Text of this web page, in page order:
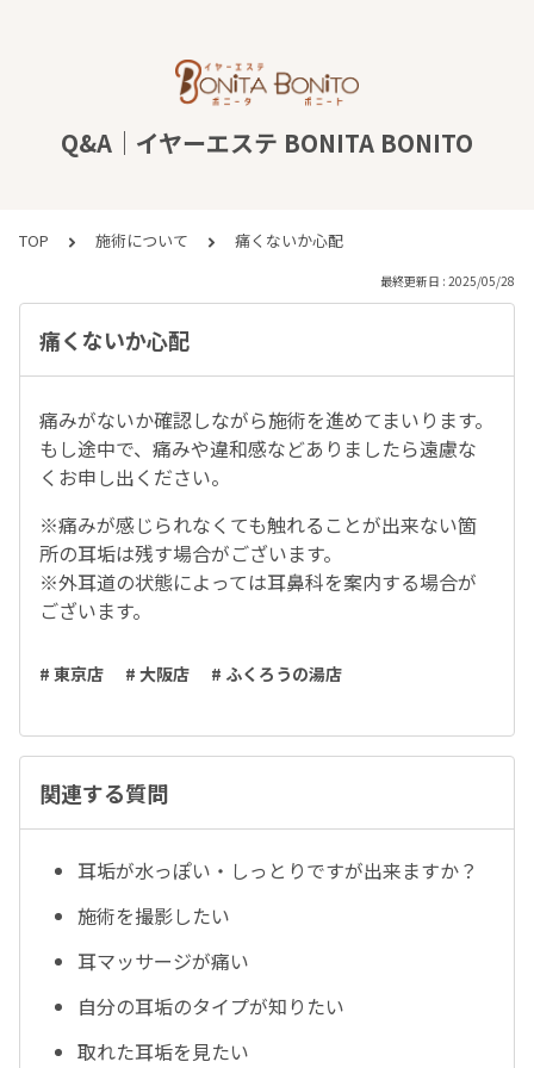
Q&A｜イヤーエステ BONITA BONITO
TOP 施術について 痛くないか心配
最終更新日 : 2025/05/28
痛くないか心配
痛みがないか確認しながら施術を進めてまいります。
もし途中で、痛みや違和感などありましたら遠慮な
くお申し出ください。
※痛みが感じられなくても触れることが出来ない箇
所の耳垢は残す場合がございます。
※外耳道の状態によっては耳鼻科を案内する場合が
ございます。
# 東京店 # 大阪店 # ふくろうの湯店
関連する質問
耳垢が水っぽい・しっとりですが出来ますか？
施術を撮影したい
耳マッサージが痛い
自分の耳垢のタイプが知りたい
取れた耳垢を見たい